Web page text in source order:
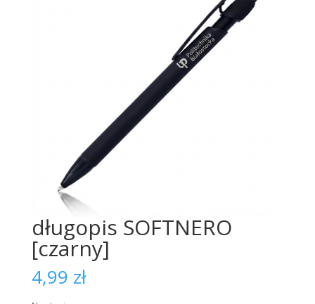
długopis SOFTNERO
[czarny]
4,99 zł